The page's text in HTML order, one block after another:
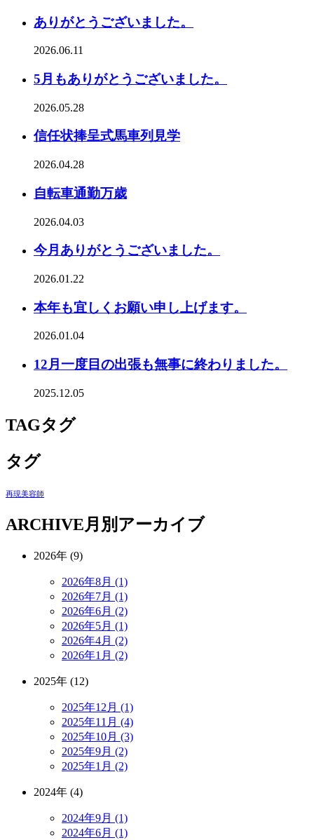
ありがとうございました。
2026.06.11
5月もありがとうございました。
2026.05.28
信任状捧呈式馬車列見学
2026.04.28
自転車通勤万歳
2026.04.03
今月ありがとうございました。
2026.01.22
本年も宜しくお願い申し上げます。
2026.01.04
12月一度目の出張も無事に終わりました。
2025.12.05
TAGタグ
タグ
再現美容師
ARCHIVE月別アーカイブ
2026年 (9)
2026年8月 (1)
2026年7月 (1)
2026年6月 (2)
2026年5月 (1)
2026年4月 (2)
2026年1月 (2)
2025年 (12)
2025年12月 (1)
2025年11月 (4)
2025年10月 (3)
2025年9月 (2)
2025年1月 (2)
2024年 (4)
2024年9月 (1)
2024年6月 (1)